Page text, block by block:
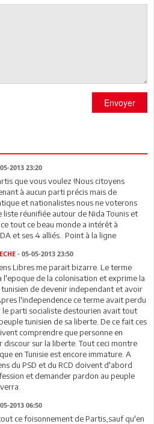
Envoyer
2013 23:20
que vous voulez !Nous citoyens
à aucun parti précis mais de
et nationalistes nous ne voterons
liste réunifiée autour de Nida Tounis et
tout ce beau monde a intérêt à
et ses 4 alliés.. Point à la ligne
- 05-05-2013 23:50
Libres me parait bizarre. Le terme
l'epoque de la colonisation et exprime la
de devenir independant et avoir
l'independence ce terme avait perdu
le parti socialiste destourien avait tout
tunisien de sa liberte. De ce fait ces
comprendre que personne en
discour sur la liberte. Tout ceci montre
en Tunisie est encore immature. A
du PSD et du RCD doivent d'abord
et demander pardon au peuple
2013 06:50
ce foisonnement de Partis,sauf qu'en